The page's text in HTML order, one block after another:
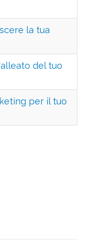
la tua
del tuo
per il tuo